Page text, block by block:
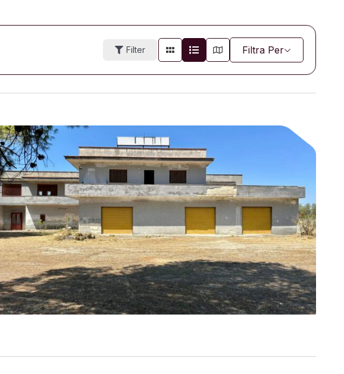
Filter Filtra Per